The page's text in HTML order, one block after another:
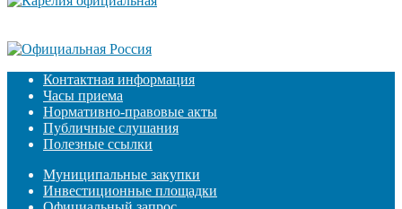
Контактная информация
Часы приема
Нормативно-правовые акты
Публичные слушания
Полезные ссылки
Муниципальные закупки
Инвестиционные площадки